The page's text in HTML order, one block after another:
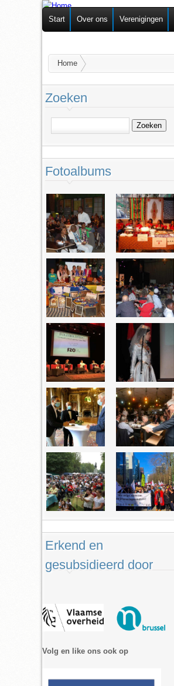
Federatie van
Zelforganisaties
Start Over ons Verenigingen
U bent hier
Home
Zoeken
Fotoalbums
Erkend en
gesubsidieerd door
Volg en like ons ook op